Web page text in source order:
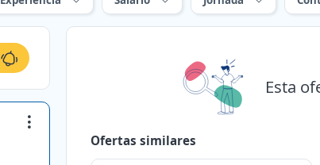
Esta
Ofertas similares